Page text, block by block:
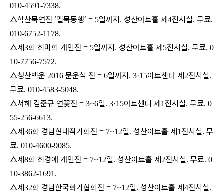
010-4591-7338.
△학산묵연전 ‘필묵동행’ = 5일까지. 성산아트홀 제4전시실. 무료.
010-6752-1178.
△제3회 최미희 개인전 = 5일까지. 성산아트홀 제5전시실. 무료. 0
10-7756-7572.
△청산백운 2016 문운식 전 = 6일까지. 3·15아트센터 제2전시실.
무료. 010-4583-5048.
△서해 김준규 연꽃전 = 3~6일. 3·15아트센터 제1전시실. 무료. 0
55-256-6613.
△제36회 경남현대작가회전 = 7~12일. 성산아트홀 제1전시실. 무
료. 010-4600-9085.
△제8회 최경애 개인전 = 7~12일. 성산아트홀 제2전시실. 무료. 0
10-3862-1691.
△제32회 경남한국화가협회전 = 7~12일. 성산아트홀 제4전시실.